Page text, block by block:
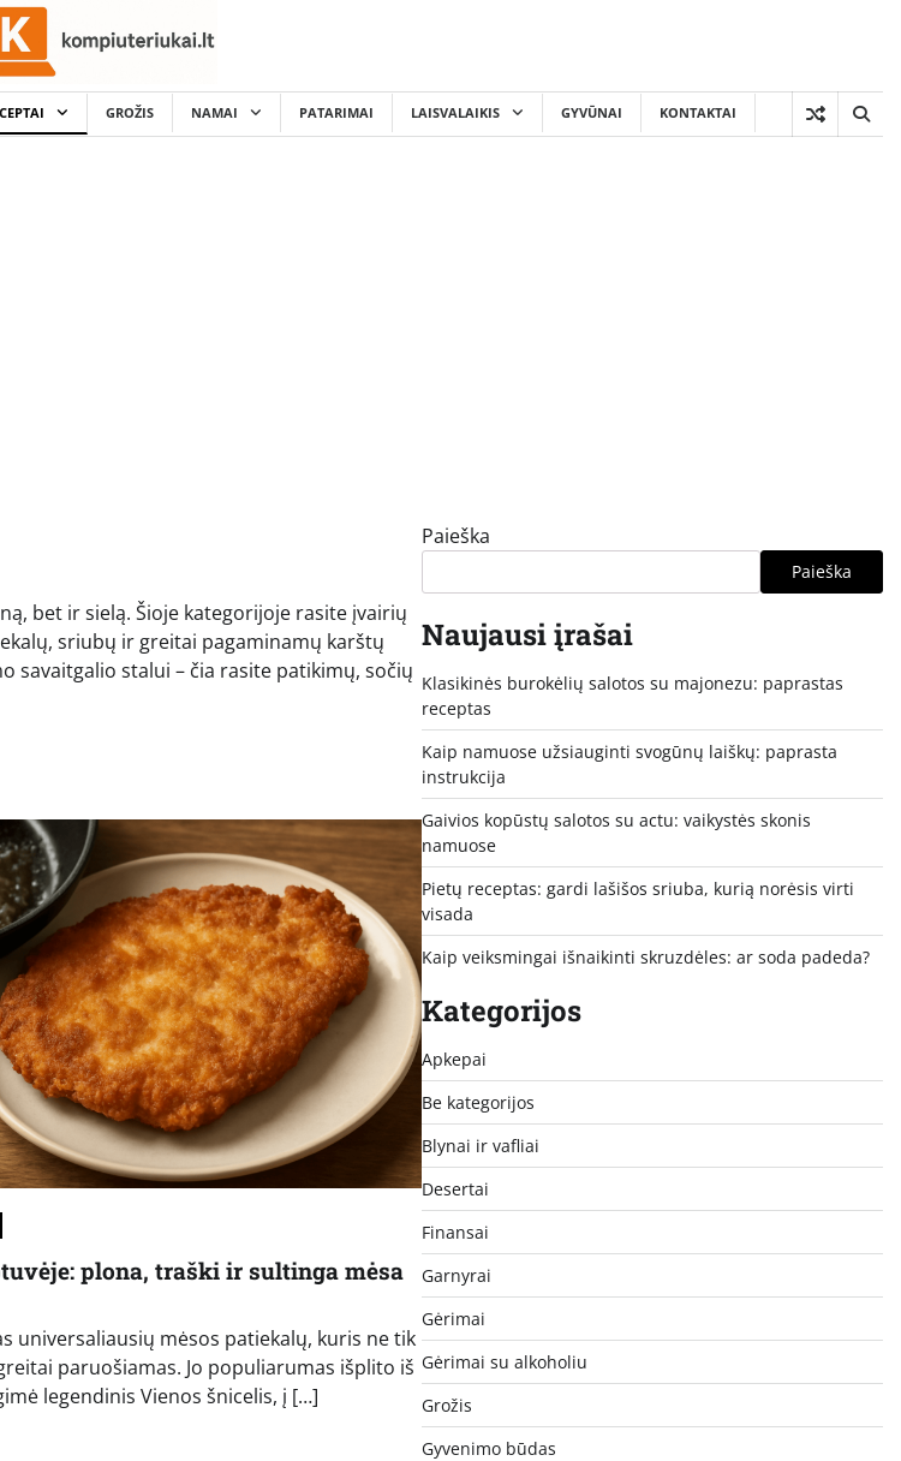
GROŽIS NAMAI PATARIMAI LAISVALAIKIS GYVŪNAI KONTAKTAI
bet ir sielą. Šioje kategorijoje rasite įvairių
sriubų ir greitai pagaminamų karštų
savaitgalio stalui – čia rasite patikimų, sočių
plona, traški ir sultinga mėsa
universaliausių mėsos patiekalų, kuris ne tik
paruošiamas. Jo populiarumas išplito iš
legendinis Vienos šnicelis, į […]
Paieška
Paieška
Naujausi įrašai
Klasikinės burokėlių salotos su majonezu: paprastas
receptas
Kaip namuose užsiauginti svogūnų laiškų: paprasta
instrukcija
Gaivios kopūstų salotos su actu: vaikystės skonis
namuose
Pietų receptas: gardi lašišos sriuba, kurią norėsis virti
visada
Kaip veiksmingai išnaikinti skruzdėles: ar soda padeda?
Kategorijos
Apkepai
Be kategorijos
Blynai ir vafliai
Desertai
Finansai
Garnyrai
Gėrimai
Gėrimai su alkoholiu
Grožis
Gyvenimo būdas